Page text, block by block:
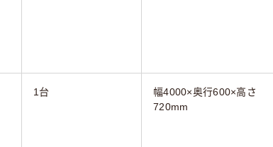
1台
幅4000×奥行600×高さ
720mm